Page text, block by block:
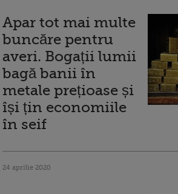
Apar tot mai multe
buncăre pentru
averi. Bogații lumii
bagă banii în
metale prețioase și
își țin economiile
în seif
24 aprilie 2020